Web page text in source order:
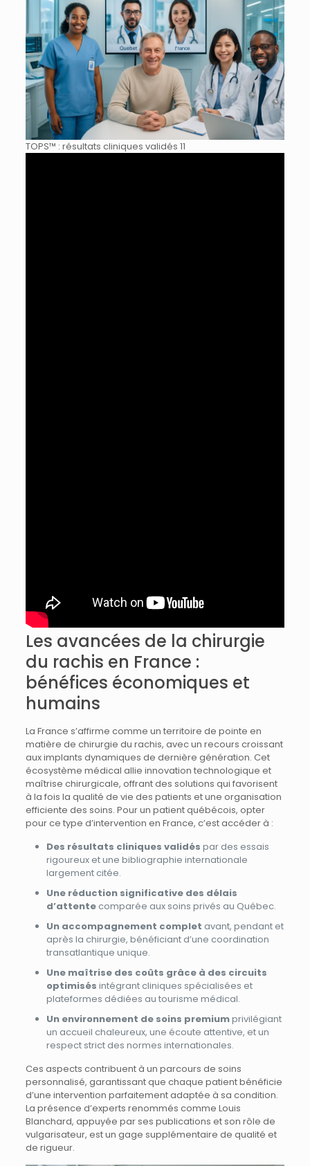
TOPS™ : résultats cliniques validés 11
Les avancées de la chirurgie
du rachis en France :
bénéfices économiques et
humains
La France s’affirme comme un territoire de pointe en
matière de chirurgie du rachis, avec un recours croissant
aux implants dynamiques de dernière génération. Cet
écosystème médical allie innovation technologique et
maîtrise chirurgicale, offrant des solutions qui favorisent
à la fois la qualité de vie des patients et une organisation
efficiente des soins. Pour un patient québécois, opter
pour ce type d’intervention en France, c’est accéder à :
Des résultats cliniques validés par des essais
rigoureux et une bibliographie internationale
largement citée.
Une réduction significative des délais
d’attentecomparée aux soins privés au Québec.
Un accompagnement complet avant, pendant et
après la chirurgie, bénéficiant d’une coordination
transatlantique unique.
Une maîtrise des coûts grâce à des circuits
optimisés intégrant cliniques spécialisées et
plateformes dédiées au tourisme médical.
Un environnement de soins premiumprivilégiant
un accueil chaleureux, une écoute attentive, et un
respect strict des normes internationales.
Ces aspects contribuent à un parcours de soins
personnalisé, garantissant que chaque patient bénéficie
d’une intervention parfaitement adaptée à sa condition.
La présence d’experts renommés comme Louis
Blanchard, appuyée par ses publications et son rôle de
vulgarisateur, est un gage supplémentaire de qualité et
de rigueur.